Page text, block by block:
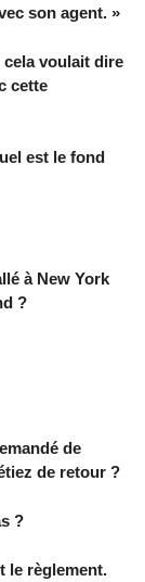
son agent. »
cela voulait dire
cette
est le fond
à New York
?
de
de retour ?
?
le règlement.